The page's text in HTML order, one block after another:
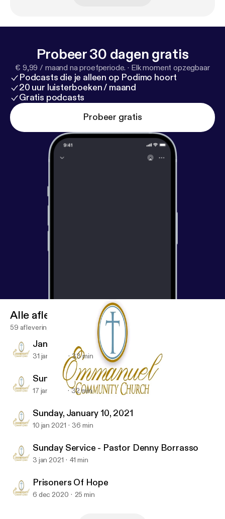
Probeer 30 dagen gratis
€ 9,99 / maand na proefperiode. · Elk moment opzegbaar
Podcasts die je alleen op Podimo hoort
20 uur luisterboeken / maand
Gratis podcasts
Probeer gratis
Emmanuel Community-Church
Alle afleveringen
59 afleveringen
January 31, 2021
31 jan 2021 33 min
Sunday Service 01-17-2021
17 jan 2021 32 min
Sunday, January 10, 2021
10 jan 2021 36 min
Sunday Service - Pastor Denny Borrasso
3 jan 2021 41 min
Prisoners Of Hope
6 dec 2020 25 min